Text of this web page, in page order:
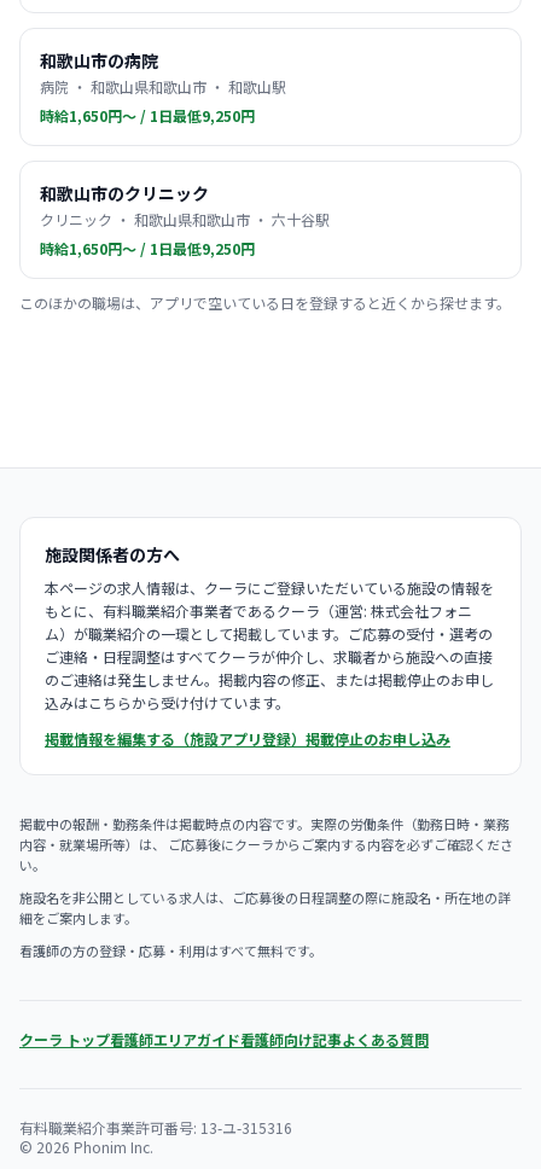
和歌山市の病院
病院 ・ 和歌山県和歌山市 ・ 和歌山駅
時給1,650円〜 / 1日最低9,250円
和歌山市のクリニック
クリニック ・ 和歌山県和歌山市 ・ 六十谷駅
時給1,650円〜 / 1日最低9,250円
このほかの職場は、アプリで空いている日を登録すると近くから探せます。
施設関係者の方へ
本ページの求人情報は、クーラにご登録いただいている施設の情報を
もとに、有料職業紹介事業者であるクーラ（運営: 株式会社フォニ
ム）が職業紹介の一環として掲載しています。ご応募の受付・選考の
ご連絡・日程調整はすべてクーラが仲介し、求職者から施設への直接
のご連絡は発生しません。掲載内容の修正、または掲載停止のお申し
込みはこちらから受け付けています。
掲載情報を編集する（施設アプリ登録） 掲載停止のお申し込み
掲載中の報酬・勤務条件は掲載時点の内容です。実際の労働条件（勤務日時・業務
内容・就業場所等）は、 ご応募後にクーラからご案内する内容を必ずご確認くださ
い。
施設名を非公開としている求人は、ご応募後の日程調整の際に施設名・所在地の詳
細をご案内します。
看護師の方の登録・応募・利用はすべて無料です。
クーラ トップ看護師エリアガイド看護師向け記事よくある質問
有料職業紹介事業許可番号: 13-ユ-315316
© 2026 Phonim Inc.